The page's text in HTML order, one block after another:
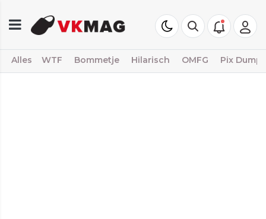
Alles WTF Bommetje Hilarisch OMFG Pix Dump